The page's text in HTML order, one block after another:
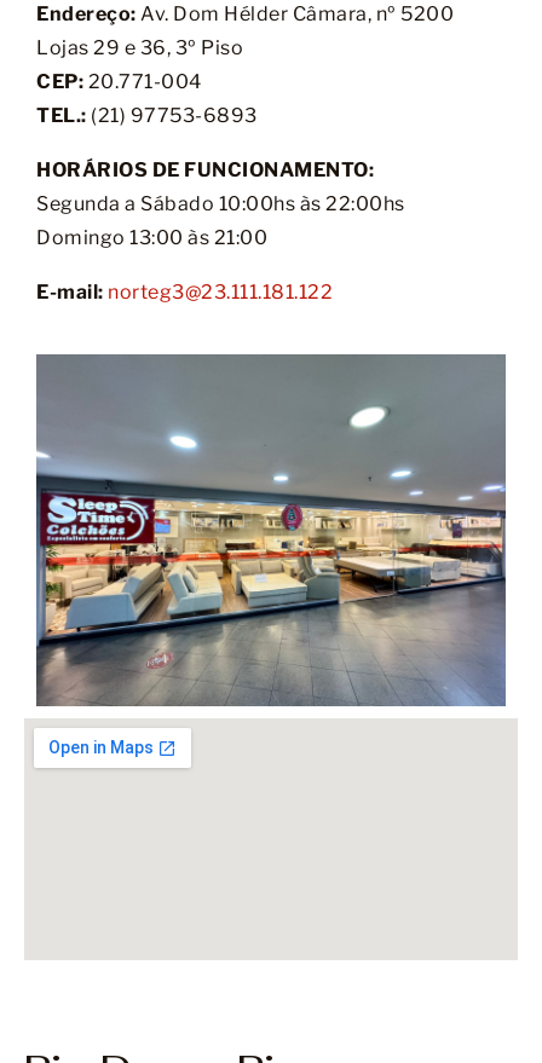
Endereço: Av. Dom Hélder Câmara, nº 5200
Lojas 29 e 36, 3º Piso
CEP: 20.771-004
TEL.: (21) 97753-6893
HORÁRIOS DE FUNCIONAMENTO:
Segunda a Sábado 10:00hs às 22:00hs
Domingo 13:00 às 21:00
E-mail: norteg3@23.111.181.122